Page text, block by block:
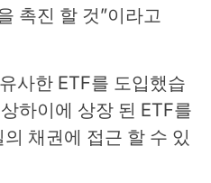
촉진 할 것”이라고
사한 ETF를 도입했습
하이에 상장 된 ETF를
채권에 접근 할 수 있